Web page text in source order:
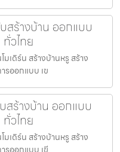
สร้างบ้าน ออกแบบ
วไทย
เดิร์น สร้างบ้านหรู สร้าง
รออกแบบ เข
สร้างบ้าน ออกแบบ
วไทย
เดิร์น สร้างบ้านหรู สร้าง